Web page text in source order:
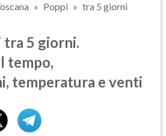
Poppi tra 5 giorni
tra 5 giorni.
tempo,
temperatura e venti